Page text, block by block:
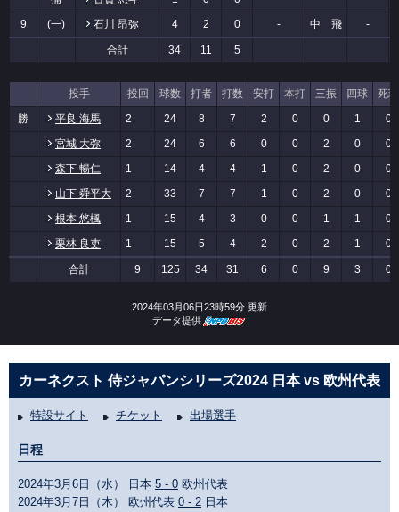
9
(一) 石川 昂弥 4 2 0 - 中 飛 -
合計 34 11 5
投手 投回 球数 打者 打数 安打 本打 三振 四球
死球
勝
平良 海馬 2 24 8 7 2 0 0 1
0
宮城 大弥
2 24 6 6 0 0 2 0
0
森下 暢仁
1 14 4 4 1 0 2 0
0
山下 舜平大
2 33 7 7 1 0 2 0
0
根本 悠楓
1 15 4 3 0 0 1 1
0
栗林 良吏
1 15 5 4 2 0 2 1 0
合計 9 125 34 31 6 0 9 3 0
2024年03月06日23時59分 更新
データ提供
カーネクスト 侍ジャパンシリーズ2024 日本 vs 欧州代表
特設サイト チケット 出場選手
日程
2024年3月6日（水） 日本 5 - 0 欧州代表
2024年3月7日（木） 欧州代表 0 - 2 日本